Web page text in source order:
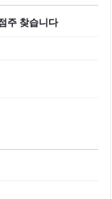
주 찾습니다